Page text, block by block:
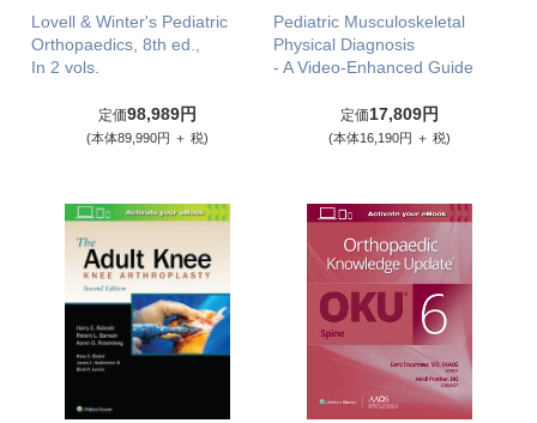
Lovell & Winter's Pediatric
Orthopaedics, 8th ed.,
In 2 vols.
定価98,989円
(本体89,990円 ＋ 税)
Pediatric Musculoskeletal
Physical Diagnosis
- A Video-Enhanced Guide
定価17,809円
(本体16,190円 ＋ 税)